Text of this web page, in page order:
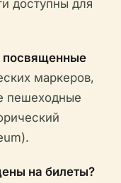
доступны для
посвященные
маркеров,
пешеходные
на билеты?